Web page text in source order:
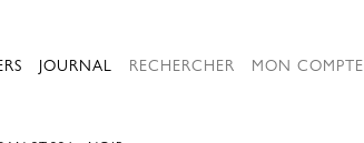
JOURNAL RECHERCHER MON COMPTE